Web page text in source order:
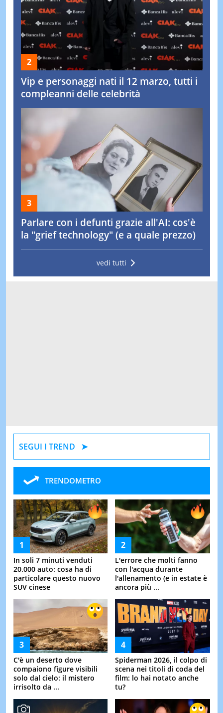
Vip e personaggi nati il 12 marzo, tutti i
compleanni delle celebrità
Parlare con i defunti grazie all'AI: cos'è
la "grief technology" (e a quale prezzo)
vedi tutti
SEGUI I TREND
TRENDOMETRO
In soli 7 minuti venduti
20.000 auto: cosa ha di
particolare questo nuovo
SUV cinese
L'errore che molti fanno
con l'acqua durante
l'allenamento (e in estate è
ancora più ...
C'è un deserto dove
compaiono figure visibili
solo dal cielo: il mistero
irrisolto da ...
Spiderman 2026, il colpo di
scena nei titoli di coda del
film: lo hai notato anche
tu?